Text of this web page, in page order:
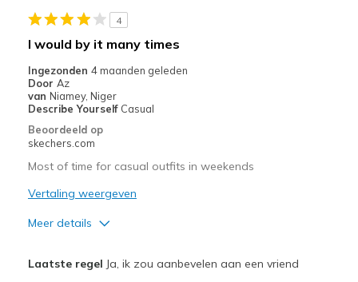
Width
Sizing
Feels true to size
View On Shoes
4
I would by it many times
Ingezonden 4 maanden geleden
Door Az
van Niamey, Niger
Describe Yourself Casual
Beoordeeld op
skechers.com
Most of time for casual outfits in weekends
Vertaling weergeven
Meer details
Laatste regel Ja, ik zou aanbevelen aan een vriend